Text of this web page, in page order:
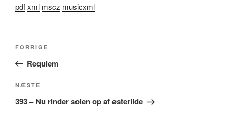
pdfxml mscz musicxml
Forrige
indlæg
FORRIGE
Requiem
Næste
indlæg
NÆSTE
393 – Nu rinder solen op af østerlide